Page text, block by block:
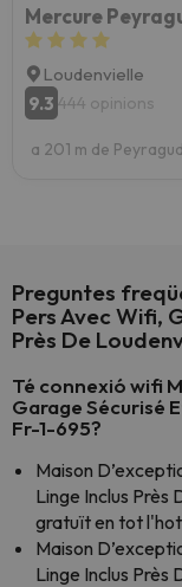
Mercure
Loudenvielle
9.3 444 opinions
a 201 m de
Preguntes
Pers Avec Wifi,
Près De
Té connexió wifi
Garage Sécurisé
Fr-1-695?
Maison
Linge Inclus Près
gratuït en tot
Maison
Linge Inclus Près